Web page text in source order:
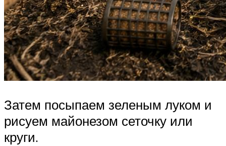
Затем посыпаем зеленым луком и
рисуем майонезом сеточку или
круги.